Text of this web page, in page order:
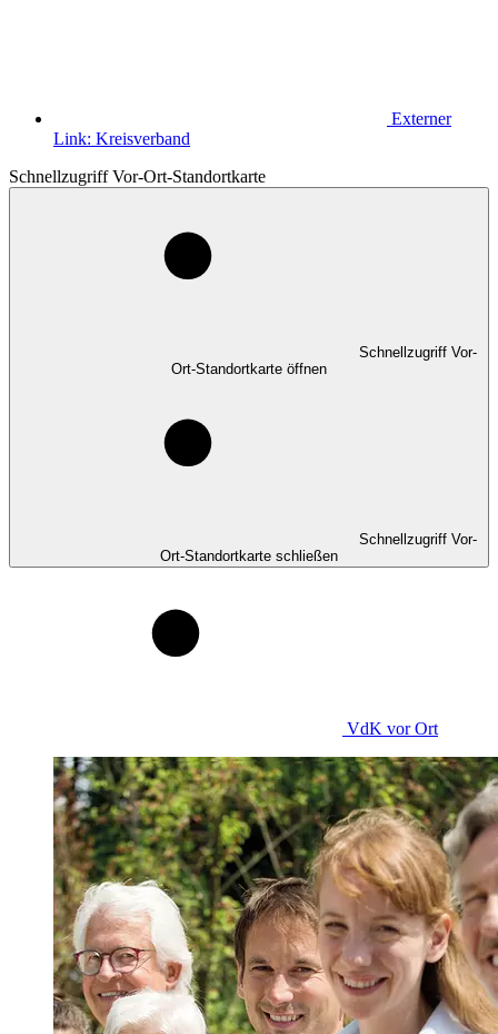
Externer
Link: Kreisverband
Schnellzugriff Vor-Ort-Standortkarte
Schnellzugriff Vor-
Ort-Standortkarte öffnen
Schnellzugriff Vor-
Ort-Standortkarte schließen
VdK vor Ort